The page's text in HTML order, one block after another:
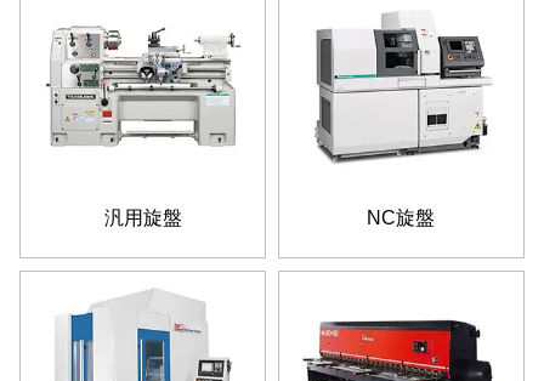
汎用旋盤 NC旋盤